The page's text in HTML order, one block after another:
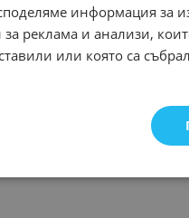
информация за
реклама и анализи,
или която са